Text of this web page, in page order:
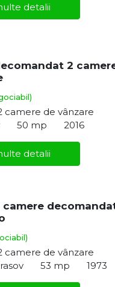
detalii
2
camere de vânzare
50 mp 2016
detalii
camere de vânzare
53 mp 1973